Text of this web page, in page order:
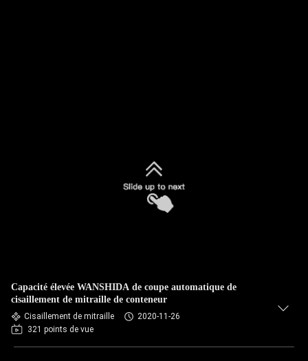
Capacité élevée WANSHIDA de coupe automatique de
cisaillement de mitraille de conteneur
Cisaillement de mitraille
2020-11-26
321 points de vue